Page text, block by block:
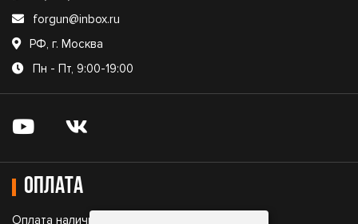
forgun@inbox.ru
РФ, г. Москва
Пн - Пт, 9:00-19:00
Оплата
Оплата наличными;